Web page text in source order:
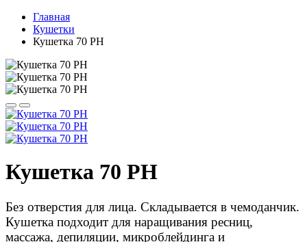
Главная
Кушетки
Кушетка 70 РН
Кушетка 70 РН
Без отверстия для лица. Складывается в чемоданчик.
Кушетка подходит для наращивания ресниц,
массажа, депиляции, микроблейдинга и